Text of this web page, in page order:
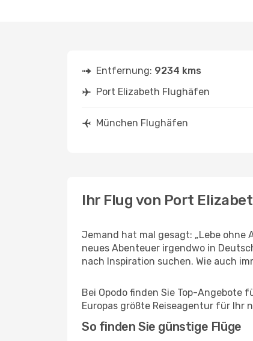
Entfernung: 9234 kms
Port Elizabeth Flughäfen
München Flughäfen
Ihr Flug von Port
Jemand hat mal gesagt: „Lebe ohne
neues Abenteuer irgendwo in
nach Inspiration suchen. Wie auch
Bei Opodo finden Sie Top-Angebote
Europas größte Reiseagentur für Ihr
So finden Sie günstige Flüge